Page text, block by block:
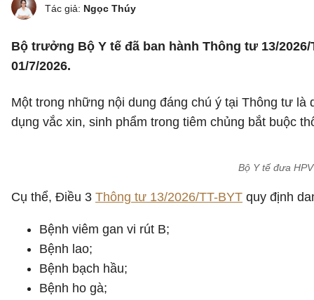
Tác giả: Ngọc Thúy
Bộ trưởng Bộ Y tế đã ban hành Thông tư 13/
01/7/2026.
Một trong những nội dung đáng chú ý tại Thông tư
dụng vắc xin, sinh phẩm trong tiêm chủng bắt buộc
Bộ Y tế đưa
Cụ thể, Điều 3 Thông tư 13/2026/TT-BYT quy định
Bệnh viêm gan vi rút B;
Bệnh lao;
Bệnh bạch hầu;
Bệnh ho gà;